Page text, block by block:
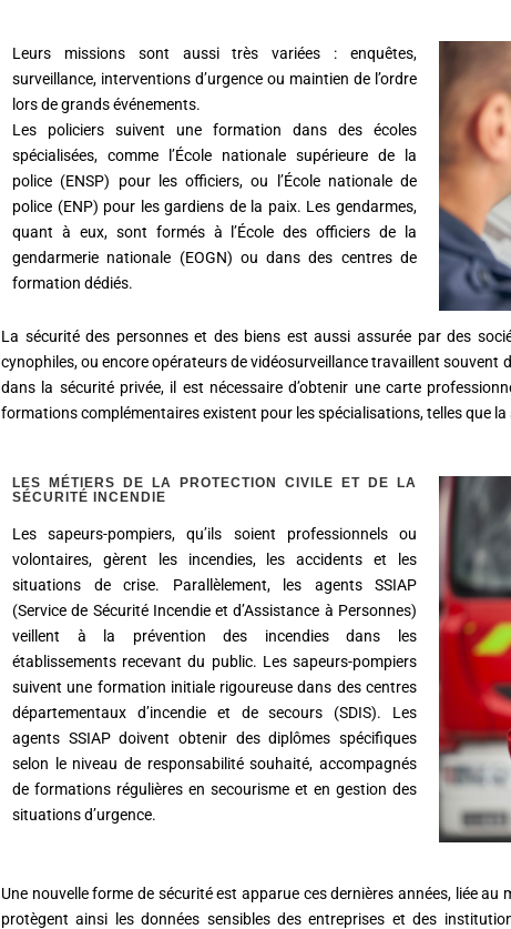
Leurs missions sont aussi très variées : enquêtes,
surveillance, interventions d’urgence ou maintien de l’ordre
lors de grands événements.
Les policiers suivent une formation dans des écoles
spécialisées, comme l’École nationale supérieure de la
police (ENSP) pour les officiers, ou l’École nationale de
police (ENP) pour les gardiens de la paix. Les gendarmes,
quant à eux, sont formés à l’École des officiers de la
gendarmerie nationale (EOGN) ou dans des centres de
formation dédiés.
La sécurité des personnes et des biens est aussi assurée par des
cynophiles, ou encore opérateurs de vidéosurveillance travaillent souvent
dans la sécurité privée, il est nécessaire d’obtenir une carte
formations complémentaires existent pour les spécialisations, telles que
LES MÉTIERS DE LA PROTECTION CIVILE ET DE LA
SÉCURITÉ INCENDIE
Les sapeurs-pompiers, qu’ils soient professionnels ou
volontaires, gèrent les incendies, les accidents et les
situations de crise. Parallèlement, les agents SSIAP
(Service de Sécurité Incendie et d’Assistance à Personnes)
veillent à la prévention des incendies dans les
établissements recevant du public. Les sapeurs-pompiers
suivent une formation initiale rigoureuse dans des centres
départementaux d’incendie et de secours (SDIS). Les
agents SSIAP doivent obtenir des diplômes spécifiques
selon le niveau de responsabilité souhaité, accompagnés
de formations régulières en secourisme et en gestion des
situations d’urgence.
Une nouvelle forme de sécurité est apparue ces dernières années, liée
protègent ainsi les données sensibles des entreprises et des